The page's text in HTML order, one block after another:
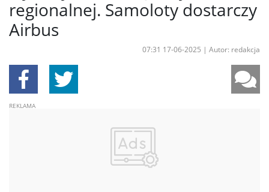
regionalnej. Samoloty dostarczy
Airbus
07:31 17-06-2025 | Autor: redakcja